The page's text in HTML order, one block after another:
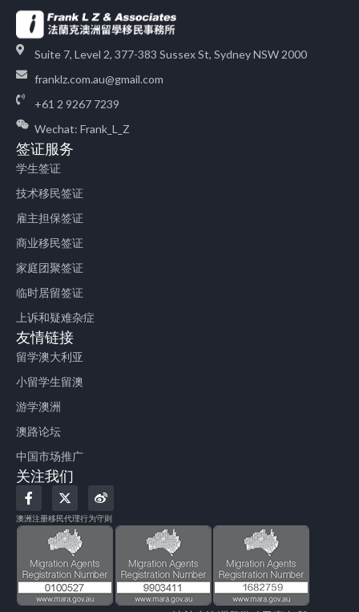
Suite 7, Level 2, 377-383 Sussex St, Sydney NSW 2000
franklz.com.au@gmail.com
+61 2 9267 7239
Wechat: Frank_L_Z
签证服务
学生签证
技术移民签证
雇主担保签证
商业移民签证
家庭团聚签证
临时居留签证
上诉和疑难杂症
友情链接
留学澳大利亚
小留学生留澳
游学澳洲
澳路论坛
中国市场推广
关注我们
F
a
c
e
o
k
-
f
X
-
t
w
i
t
t
e
r
W
e
i
b
澳洲注册移民代理行为守则